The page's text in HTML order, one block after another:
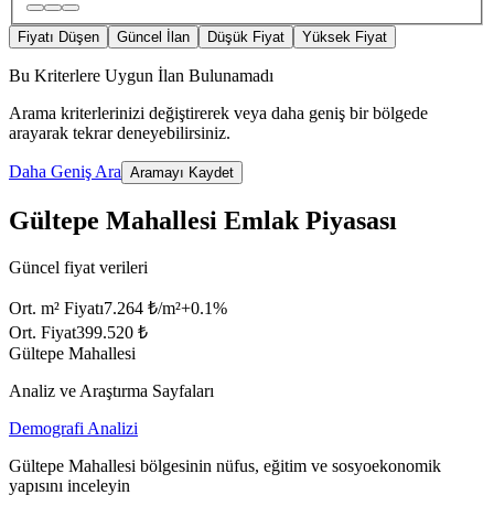
Fiyatı Düşen Güncel İlan Düşük Fiyat Yüksek Fiyat
Bu Kriterlere Uygun İlan Bulunamadı
Arama kriterlerinizi değiştirerek veya daha geniş bir bölgede
arayarak tekrar deneyebilirsiniz.
Daha Geniş Ara Aramayı Kaydet
Gültepe Mahallesi Emlak Piyasası
Güncel fiyat verileri
Ort. m² Fiyatı7.264 ₺/m²+0.1%
Ort. Fiyat399.520 ₺
Gültepe Mahallesi
Analiz ve Araştırma Sayfaları
Demografi Analizi
Gültepe Mahallesi bölgesinin nüfus, eğitim ve sosyoekonomik
yapısını inceleyin